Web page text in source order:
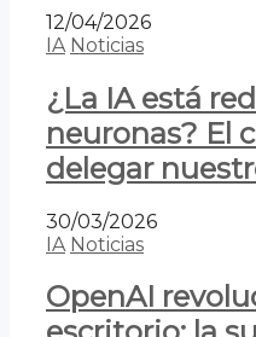
12/04/2026
IA Noticias
¿La IA está
neuronas? El
delegar
30/03/2026
IA Noticias
OpenAI